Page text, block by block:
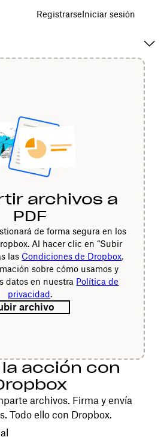
RegistrarseIniciar sesión
archivos a
PDF
de forma segura en los
Al hacer clic en “Subir
las Condiciones de Dropbox.
sobre cómo usamos y
datos en nuestra Política de
privacidad.
archivo
la acción con
archivos. Firma y envía
Todo ello con Dropbox.